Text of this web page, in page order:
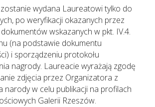
wydana Laureatowi tylko do
po weryfikacji okazanych przez
wskazanych w pkt. IV.4.
(na podstawie dokumentu
i sporządzeniu protokołu
nagrody. Laureacie wyrażają zgodę
zdjęcia przez Organizatora z
narody w celu publikacji na profilach
Galerii Rzeszów.